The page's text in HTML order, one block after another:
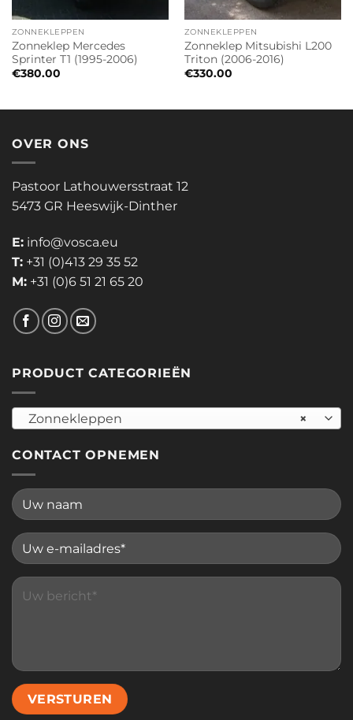
ZONNEKLEPPEN
Zonneklep Mercedes
Sprinter T1 (1995-2006)
€380.00
ZONNEKLEPPEN
Zonneklep Mitsubishi L200
Triton (2006-2016)
€330.00
OVER ONS
Pastoor Lathouwersstraat 12
5473 GR Heeswijk-Dinther
E: info@vosca.eu
T: +31 (0)413 29 35 52
M: +31 (0)6 51 21 65 20
PRODUCT CATEGORIEËN
×
Zonnekleppen
CONTACT OPNEMEN
Please leave this field empty.